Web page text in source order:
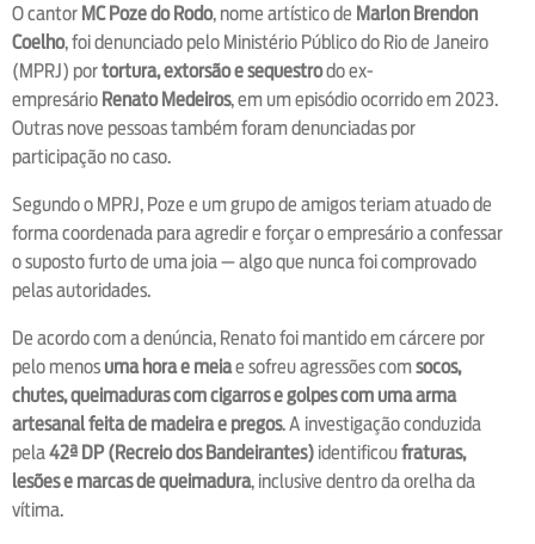
O cantor MC Poze do Rodo, nome artístico de Marlon Brendon
Coelho, foi denunciado pelo Ministério Público do Rio de Janeiro
(MPRJ) portortura, extorsão e sequestrodo ex-
empresário Renato Medeiros, em um episódio ocorrido em 2023.
Outras nove pessoas também foram denunciadas por
participação no caso.
Segundo o MPRJ, Poze e um grupo de amigos teriam atuado de
forma coordenada para agredir e forçar o empresário a confessar
o suposto furto de uma joia — algo que nunca foi comprovado
pelas autoridades.
De acordo com a denúncia, Renato foi mantido em cárcere por
pelo menos uma hora e meiae sofreu agressões comsocos,
chutes, queimaduras com cigarros e golpes com uma arma
artesanal feita de madeira e pregos. A investigação conduzida
pela42ª DP (Recreio dos Bandeirantes) identificoufraturas,
lesões e marcas de queimadura, inclusive dentro da orelha da
vítima.